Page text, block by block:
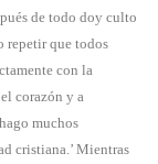
de todo doy culto
repetir que todos
con la
corazón y a
muchos
cristiana.’ Mientras